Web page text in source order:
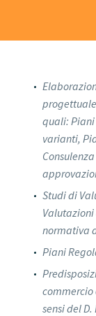
quali: Piani
varianti,
Studi di
normativa
Piani
sensi del